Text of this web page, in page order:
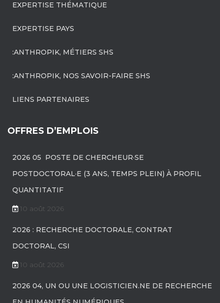
EXPERTISE THÉMATIQUE
EXPERTISE PAYS
:ANTHROPIK, MÉTIERS SHS
:ANTHROPIK, NOS SAVOIR-FAIRE SHS
LIENS PARTENAIRES
OFFRES D’EMPLOIS
2026 05 POSTE DE CHERCHEUR·SE
POSTDOCTORAL·E (3 ANS, TEMPS PLEIN) À PROFIL
QUANTITATIF
10 août 2026
2026 : RECHERCHE DOCTORALE, CONTRAT
DOCTORAL, CSI
10 août 2026
2026 04, UN OU UNE LOGISTICIEN.NE DE RECHERCHE